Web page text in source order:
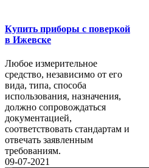
Купить приборы с поверкой
в Ижевске
Любое измерительное
средство, независимо от его
вида, типа, способа
использования, назначения,
должно сопровождаться
документацией,
соответствовать стандартам и
отвечать заявленным
требованиям.
09-07-2021